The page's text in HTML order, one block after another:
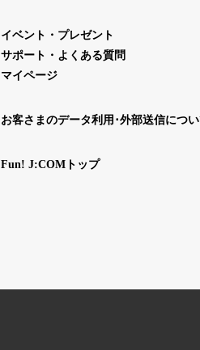
イベント・プレゼント
サポート・よくある質問
マイページ
お客さまのデータ利用･外部送信につ
Fun! J:COMトップ